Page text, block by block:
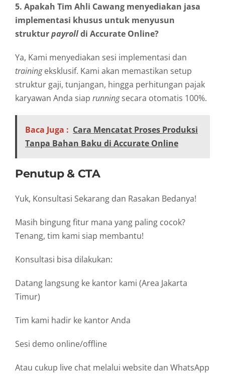
5. Apakah Tim Ahli Cawang menyediakan jasa
implementasi khusus untuk menyusun
strukturpayrolldi Accurate Online?
Ya, Kami menyediakan sesi implementasi dan
trainingeksklusif. Kami akan memastikan setup
struktur gaji, tunjangan, hingga perhitungan pajak
karyawan Anda siap runningsecara otomatis 100%.
Baca Juga : Cara Mencatat Proses Produksi
Tanpa Bahan Baku di Accurate Online
Penutup & CTA
Yuk, Konsultasi Sekarang dan Rasakan Bedanya!
Masih bingung fitur mana yang paling cocok?
Tenang, tim kami siap membantu!
Konsultasi bisa dilakukan:
Datang langsung ke kantor kami (Area Jakarta
Timur)
Tim kami hadir ke kantor Anda
Sesi demo online/offline
Atau cukup live chat melalui website dan WhatsApp